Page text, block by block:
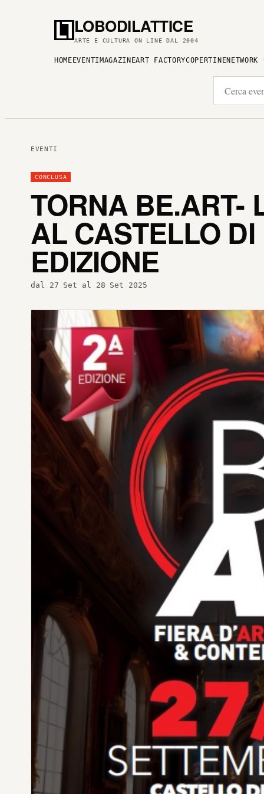
LOBODILATTICE
ARTE E CULTURA ON LINE DAL 2004
HOME EVENTI MAGAZINEART FACTORYCOPERTINENETWORK
EVENTI
CONCLUSA
TORNA BE.ART-
AL CASTELLO
EDIZIONE
dal 27 Set al 28 Set 2025